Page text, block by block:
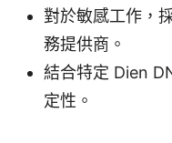
對於敏感工作，
務提供商。
結合特定 Dien
定性。